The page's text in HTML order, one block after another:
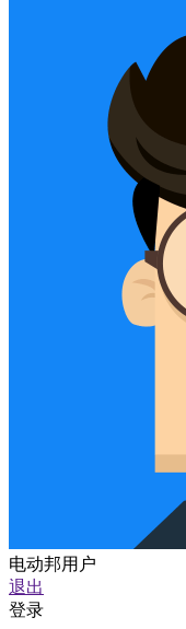
电动邦用户
退出
登录